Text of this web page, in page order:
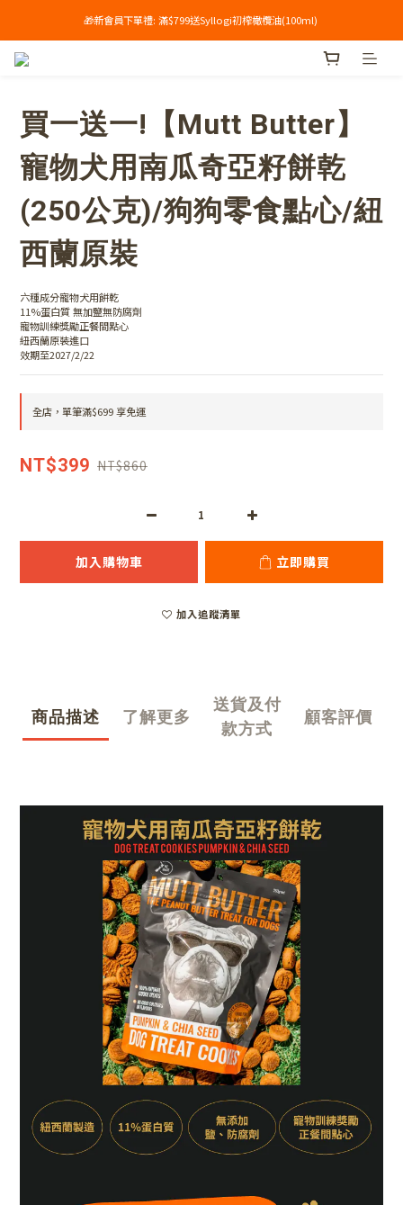
單筆滿$699享免運🔥
🎁新會員下單禮: 滿$799送Syllogi初榨橄欖油(100ml)
買一送一!【Mutt Butter】
寵物犬用南瓜奇亞籽餅乾
(250公克)/狗狗零食點心/紐
西蘭原裝
六種成分寵物犬用餅乾
11%蛋白質 無加鹽無防腐劑
寵物訓練獎勵正餐間點心
紐西蘭原裝進口
效期至2027/2/22
全店，單筆滿$699 享免運
NT$399 NT$860
加入購物車 立即購買
加入追蹤清單
商品描述 了解更多
送貨及付
款方式
顧客評價